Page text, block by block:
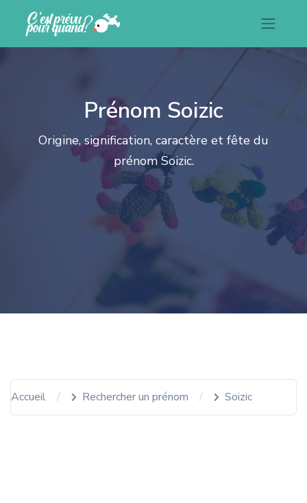
Prénom Soizic
Origine, signification, caractère et fête du
prénom Soizic.
Accueil Rechercher un prénom Soizic